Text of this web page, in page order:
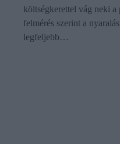
költségkerettel vág neki
felmérés szerint a
legfeljebb…